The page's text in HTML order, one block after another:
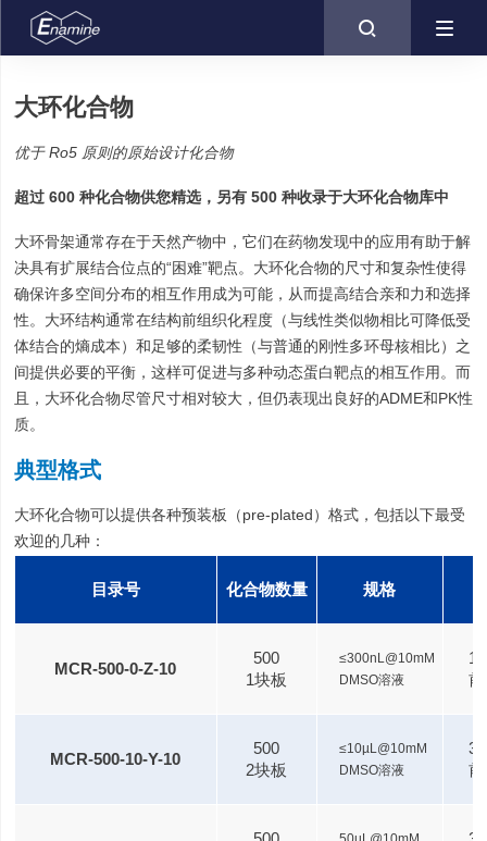

大环化合物
优于 Ro5 原则的原始设计化合物
超过 600 种化合物供您精选，另有 500 种收录于大环化合物库中
大环骨架通常存在于天然产物中，它们在药物发现中的应用有助于解
决具有扩展结合位点的“困难”靶点。大环化合物的尺寸和复杂性使得
确保许多空间分布的相互作用成为可能，从而提高结合亲和力和选择
性。大环结构通常在结构前组织化程度（与线性类似物相比可降低受
体结合的熵成本）和足够的柔韧性（与普通的刚性多环母核相比）之
间提供必要的平衡，这样可促进与多种动态蛋白靶点的相互作用。而
且，大环化合物尽管尺寸相对较大，但仍表现出良好的ADME和PK性
质。
典型格式
大环化合物可以提供各种预装板（pre-plated）格式，包括以下最受
欢迎的几种：
目录号 化合物数量 规格
MCR-500-0-Z-10
500
1块板
≤300nL@10mM
DMSO溶液
MCR-500-10-Y-10
500
2块板
≤10µL@10mM
DMSO溶液